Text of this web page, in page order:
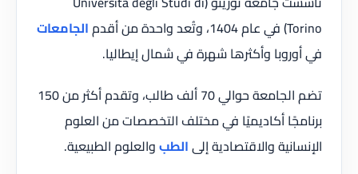
Torino) في عام 1404، وتُعد واحدة من أقدم
الجامعات
في أوروبا وأكثرها شهرة في شمال إيطاليا.
تضم الجامعة حوالي 70 ألف طالب، وتقدم أكثر من 150
برنامجًا أكاديميًا في مختلف التخصصات من العلوم
الإنسانية والاقتصادية إلىالطبوالعلوم الطبيعية.